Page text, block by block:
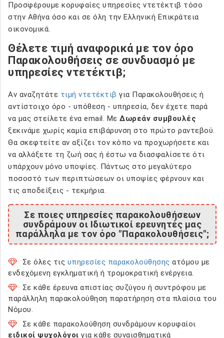
Προσφέρουμε κορυφαίες υπηρεσίες ντετέκτιβ τόσο
στην Αθήνα όσο και σε όλη την Ελληνική Επικράτεια
οικονομικά.
Θέλετε τιμή αναφορικά με τον όρο
Παρακολουθήσεις σε συνδυασμό με
υπηρεσίες ντετέκτιβ;
Αν αναζητάτε τιμή ντετέκτιβ για Παρακολουθήσεις ή
αντίστοιχο όρο - υπόθεση - υπηρεσία, δεν έχετε παρά
να μας στείλετε ένα email. Με Δωρεάν συμβουλές
ξεκινάμε χωρίς καμία επιβάρυνση στο πρώτο ραντεβού.
Θα σκεφτείτε αν αξίζει τον κόπο να προχωρήσετε και
να αλλάξετε τη ζωή σας ή έστω να διασφαλίσετε ότι
υπάρχουν μόνο υποψίες. Πάντως στο μεγαλύτερο
ποσοστό των περιπτώσεων οι υποψίες φέρνουν και
τις αποδείξεις - τεκμήρια.
Σε ποιες υπηρεσίες παρακολουθήσεων
συνδράμουν οι Ιδιωτικοί ερευνητές μας
παράλληλα με τον όρο "Παρακολουθήσεις";
Σε όλες τις υπηρεσίες παρακολούθησης ατόμου με
ενδεχόμενη εγκληματική ή τρομοκρατική ενέργεια.
Σε κάθε έρευνα απιστίας συζύγου ή συντρόφου με
παράλληλη παρακολούθηση παρατήρηση στα πλαίσια του
Νόμου.
Σε κάθε παρακολούθηση συνδράμουν κορυφαίοι
ειδικοί ψυχολόγοι για κάθε συναισθηματικά